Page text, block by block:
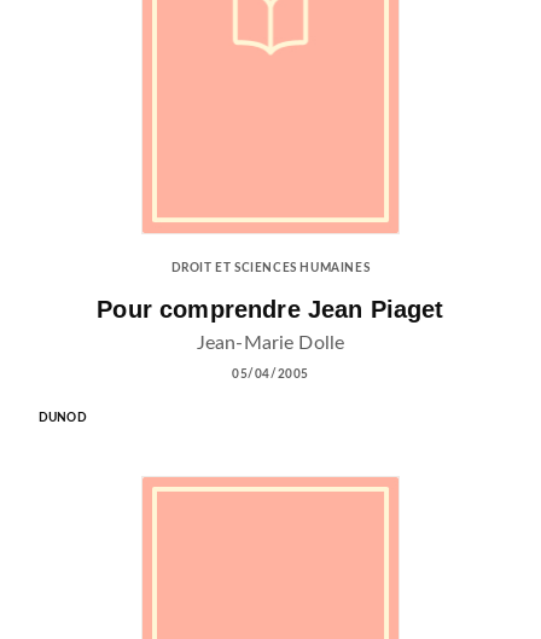
DROIT ET SCIENCES HUMAINES
Pour comprendre Jean Piaget
Jean-Marie Dolle
05/04/2005
DUNOD